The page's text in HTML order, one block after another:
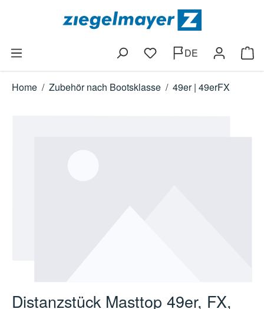
Zum Hauptinhalt springen
Du hast 0 Produkte auf
DE
Home / Zubehör nach Bootsklasse / 49er | 49erFX
Distanzstück Masttop 49er, FX,